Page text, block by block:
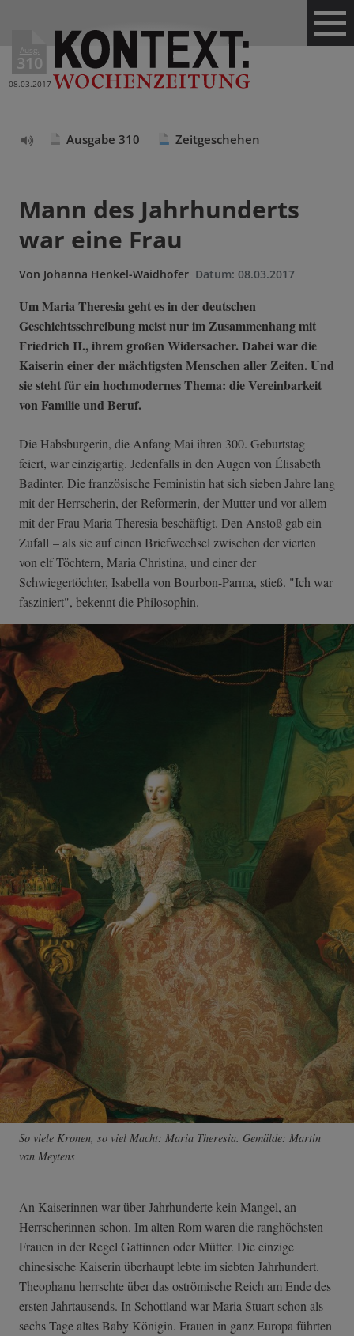
Ausg.
310
08.03.2017
Ausgabe 310 Zeitgeschehen
Mann des Jahrhunderts
war eine Frau
Von Johanna Henkel-Waidhofer Datum: 08.03.2017
Um Maria Theresia geht es in der deutschen
Geschichtsschreibung meist nur im Zusammenhang mit
Friedrich II., ihrem großen Widersacher. Dabei war die
Kaiserin einer der mächtigsten Menschen aller Zeiten. Und
sie steht für ein hochmodernes Thema: die Vereinbarkeit
von Familie und Beruf.
Die Habsburgerin, die Anfang Mai ihren 300. Geburtstag
feiert, war einzigartig. Jedenfalls in den Augen von Élisabeth
Badinter. Die französische Feministin hat sich sieben Jahre lang
mit der Herrscherin, der Reformerin, der Mutter und vor allem
mit der Frau Maria Theresia beschäftigt. Den Anstoß gab ein
Zufall – als sie auf einen Briefwechsel zwischen der vierten
von elf Töchtern, Maria Christina, und einer der
Schwiegertöchter, Isabella von Bourbon-Parma, stieß. "Ich war
fasziniert", bekennt die Philosophin.
So viele Kronen, so viel Macht: Maria Theresia. Gemälde: Martin
van Meytens
An Kaiserinnen war über Jahrhunderte kein Mangel, an
Herrscherinnen schon. Im alten Rom waren die ranghöchsten
Frauen in der Regel Gattinnen oder Mütter. Die einzige
chinesische Kaiserin überhaupt lebte im siebten Jahrhundert.
Theophanu herrschte über das oströmische Reich am Ende des
ersten Jahrtausends. In Schottland war Maria Stuart schon als
sechs Tage altes Baby Königin. Frauen in ganz Europa führten